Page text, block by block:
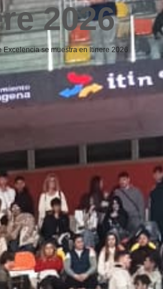
2026
se muestra en Itinere 2026